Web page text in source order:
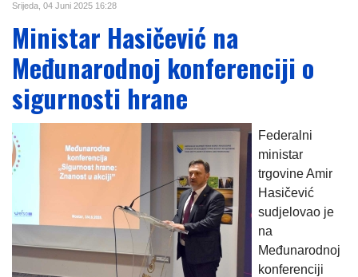
Srijeda, 04 Juni 2025 16:28
Ministar Hasičević na
Međunarodnoj konferenciji o
sigurnosti hrane
Federalni
ministar
trgovine Amir
Hasičević
sudjelovao je
na
Međunarodnoj
konferenciji